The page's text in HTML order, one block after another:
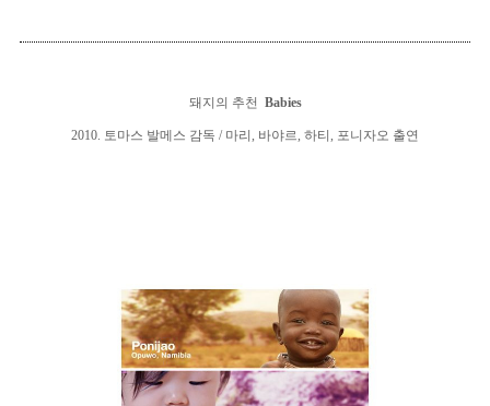
돼지의 추천 Babies
2010. 토마스 발메스 감독 / 마리, 바야르, 하티, 포니자오 출연